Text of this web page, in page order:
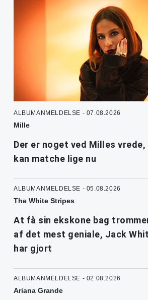
ALBUMANMELDELSE - 07.08.2026
Mille
Der er noget ved Milles vrede,
kan matche lige nu
ALBUMANMELDELSE - 05.08.2026
The White Stripes
At få sin ekskone bag
af det mest geniale, Jack
har gjort
ALBUMANMELDELSE - 02.08.2026
Ariana Grande